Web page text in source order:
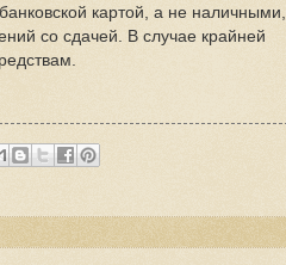
картой, а не наличными,
со сдачей. В случае крайней